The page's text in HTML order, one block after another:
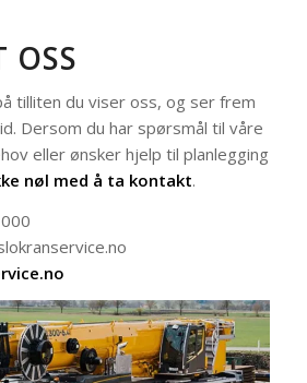
OSS
tilliten du viser oss, og ser frem
Dersom du har spørsmål til våre
eller ønsker hjelp til planlegging
nøl med å ta kontakt.